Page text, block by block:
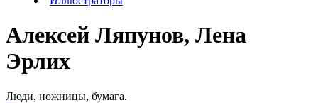
Алексей Ляпунов, Лена
Эрлих
Люди, ножницы, бумага.